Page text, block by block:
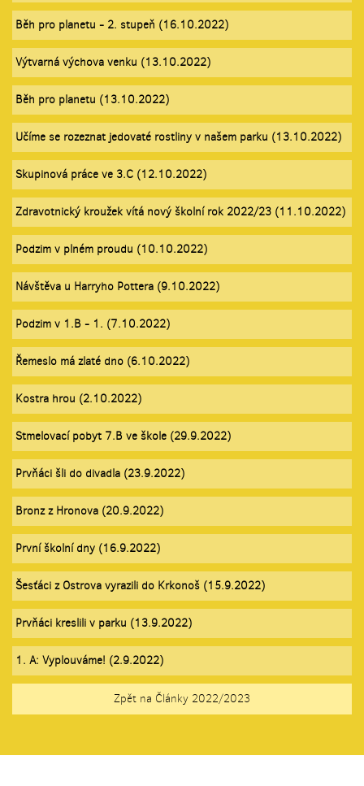
Běh pro planetu - 2. stupeň (16.10.2022)
Výtvarná výchova venku (13.10.2022)
Běh pro planetu (13.10.2022)
Učíme se rozeznat jedovaté rostliny v našem parku (13.10.2022)
Skupinová práce ve 3.C (12.10.2022)
Zdravotnický kroužek vítá nový školní rok 2022/23 (11.10.2022)
Podzim v plném proudu (10.10.2022)
Návštěva u Harryho Pottera (9.10.2022)
Podzim v 1.B - 1. (7.10.2022)
Řemeslo má zlaté dno (6.10.2022)
Kostra hrou (2.10.2022)
Stmelovací pobyt 7.B ve škole (29.9.2022)
Prvňáci šli do divadla (23.9.2022)
Bronz z Hronova (20.9.2022)
První školní dny (16.9.2022)
Šesťáci z Ostrova vyrazili do Krkonoš (15.9.2022)
Prvňáci kreslili v parku (13.9.2022)
1. A: Vyplouváme! (2.9.2022)
Zpět na Články 2022/2023